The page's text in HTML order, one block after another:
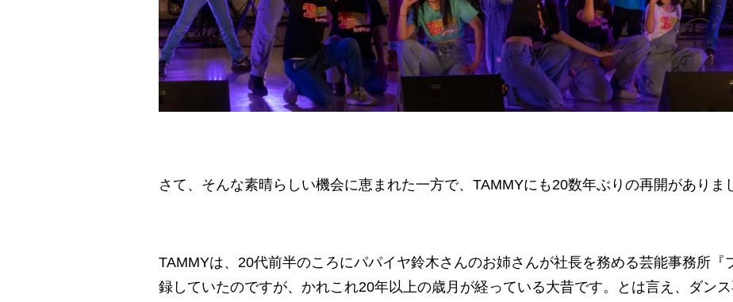
さて、そんな素晴らしい機会に恵まれた一方で、TAMMYにも20数年ぶりの再開がありま
TAMMYは、20代前半のころにパパイヤ鈴木さんのお姉さんが社長を務める芸能事務所『
録していたのですが、かれこれ20年以上の歳月が経っている大昔です。とは言え、ダン